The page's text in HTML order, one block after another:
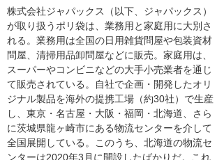
株式会社ジャパックス（以下、ジャパックス）
が取り扱うポリ袋は、業務用と家庭用に大別さ
れる。業務用は全国の日用雑貨問屋や包装資材
問屋、清掃用品卸問屋などに販売。家庭用は、
スーパーやコンビニなどの大手小売業者を通じ
て販売されている。自社で企画・開発したオリ
ジナル製品を海外の提携工場（約30社）で生産
し、東京・名古屋・大阪・福岡・北海道、さら
に茨城県龍ヶ崎市にある物流センターを介して
全国展開している。このうち、北海道の物流セ
ンターは2020年3月に開設したばかりだ。これ